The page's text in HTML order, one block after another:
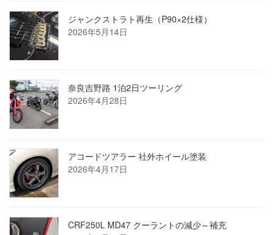
ジャンクストラト再生（P90×2仕様）
2026年5月14日
奈良吉野路 1泊2日ツーリング
2026年4月28日
アコードツアラー 社外ホイール塗装
2026年4月17日
CRF250L MD47 クーラントの減少～補充